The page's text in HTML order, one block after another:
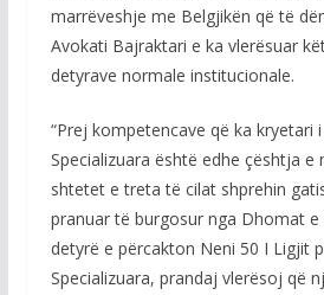
marrëveshje me Belgjikën që të
Avokati Bajraktari e ka vlerësuar
detyrave normale institucionale.
“Prej kompetencave që ka kryetari
Specializuara është edhe çështja e
shtetet e treta të cilat shprehin
pranuar të burgosur nga Dhomat e
detyrë e përcakton Neni 50 I Ligjit
Specializuara, prandaj vlerësoj që